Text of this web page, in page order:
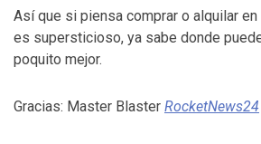
Así que si piensa comprar o alquilar
es supersticioso, ya sabe donde
poquito mejor.
Gracias: Master Blaster RocketNews24